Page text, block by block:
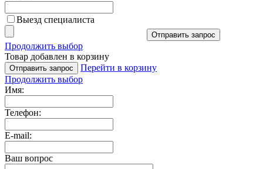
Выезд специалиста
Отправить запрос
Продолжить выбор
Товар добавлен в корзину
Отправить запрос
Перейти в корзину
Продолжить выбор
Имя:
Телефон:
E-mail:
Ваш вопрос